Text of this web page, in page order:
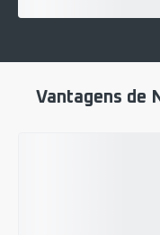
Vantagens de